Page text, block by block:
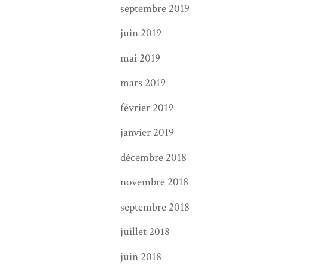
septembre 2019
juin 2019
mai 2019
mars 2019
février 2019
janvier 2019
décembre 2018
novembre 2018
septembre 2018
juillet 2018
juin 2018